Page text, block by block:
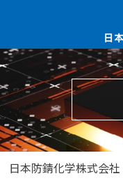
日本防錆化学株式会社